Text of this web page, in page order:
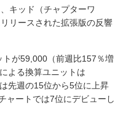
キッド（チャプターワ
リースされた拡張版の反響
が59,000（前週比157％増
よる換算ユニットは
先週の15位から5位に上昇
ャートでは7位にデビューし